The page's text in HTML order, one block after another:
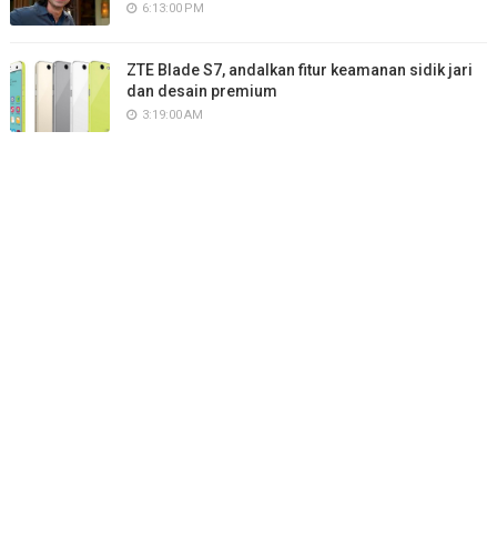
6:13:00 PM
ZTE Blade S7, andalkan fitur keamanan sidik jari
dan desain premium
3:19:00 AM